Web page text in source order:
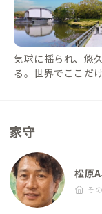
気球に揺られ、悠
る。世界でここだ
家守
松原
そ